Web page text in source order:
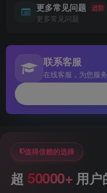
更多常见问题 进阶
更多常见问题
联系客服
在线客服，为您服务
值得信赖的选择
超 50000+ 用户